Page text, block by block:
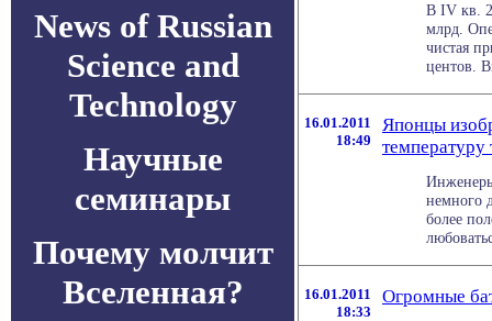
News of Russian
Science and
Technology
Научные
семинары
Почему молчит
Вселенная?
В IV кв.
млрд.
чистая
центов.
16.01.2011
18:49
Японцы
температуру
немного
более
16.01.2011
18:33
Огромные